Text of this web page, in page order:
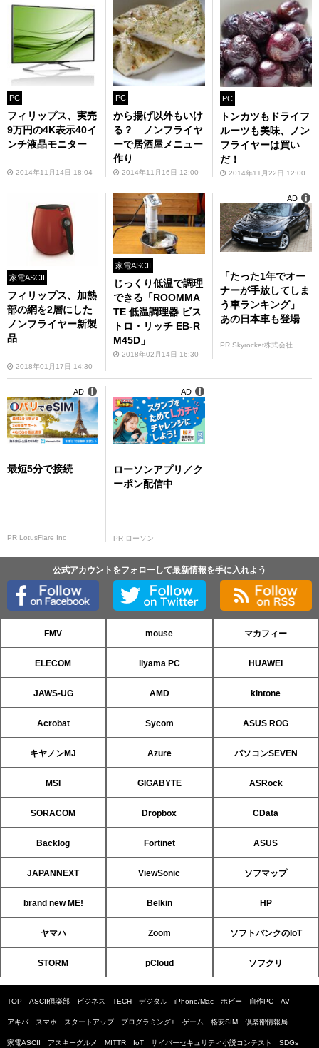
PC
フィリップス、実売
9万円の4K表示40イ
ンチ液晶モニター
2014年11月14日 18:04
PC
から揚げ以外もいけ
る？ ノンフライヤ
ーで居酒屋メニュー
作り
2014年11月16日 12:00
PC
トンカツもドライフ
ルーツも美味、ノン
フライヤーは買い
だ！
2014年11月22日 12:00
家電ASCII
フィリップス、加熱
部の網を2層にした
ノンフライヤー新製
品
2018年01月17日 14:30
家電ASCII
じっくり低温で調理
できる「ROOMMA
TE 低温調理器 ビス
トロ・リッチ EB-R
M45D」
2018年02月14日 16:30
「たった1年でオー
ナーが手放してしま
う車ランキング」
あの日本車も登場
PR Skyrocket株式会社
AD
最短5分で接続
PR LotusFlare Inc
AD
ローソンアプリ／ク
ーポン配信中
PR ローソン
AD
公式アカウントをフォローして最新情報を手に入れよう
FMV mouse マカフィー
ELECOM iiyama PC HUAWEI
JAWS-UG AMD kintone
Acrobat Sycom ASUS ROG
キヤノンMJ Azure パソコンSEVEN
MSI GIGABYTE ASRock
SORACOM Dropbox CData
Backlog Fortinet ASUS
JAPANNEXT ViewSonic ソフマップ
brand new ME! Belkin HP
ヤマハ Zoom ソフトバンクのIoT
STORM pCloud ソフクリ
TOP ASCII倶楽部 ビジネス TECH デジタル iPhone/Mac ホビー 自作PC AV
アキバ スマホ スタートアップ プログラミング+ ゲーム 格安SIM 倶楽部情報局
家電ASCII アスキーグルメ MITTR IoT サイバーセキュリティ小説コンテスト SDGs